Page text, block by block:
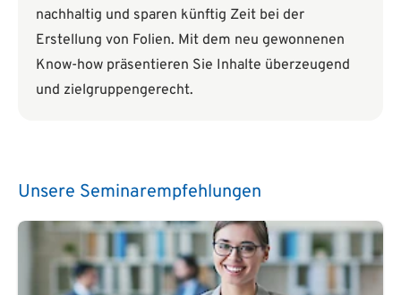
nachhaltig und sparen künftig Zeit bei der
Erstellung von Folien. Mit dem neu gewonnenen
Know-how präsentieren Sie Inhalte überzeugend
und zielgruppengerecht.
Unsere Seminarempfehlungen